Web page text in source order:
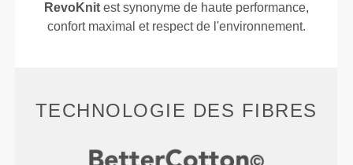
RevoKnitest synonyme de haute performance,
confort maximal et respect de l'environnement.
TECHNOLOGIE DES FIBRES